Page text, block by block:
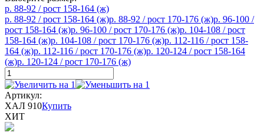
р. 88-92 / рост 158-164 (ж)
р. 88-92 / рост 158-164 (ж)р. 88-92 / рост 170-176 (ж)р. 96-100 /
рост 158-164 (ж)р. 96-100 / рост 170-176 (ж)р. 104-108 / рост
158-164 (ж)р. 104-108 / рост 170-176 (ж)р. 112-116 / рост 158-
164 (ж)р. 112-116 / рост 170-176 (ж)р. 120-124 / рост 158-164
(ж)р. 120-124 / рост 170-176 (ж)
Артикул:
ХАЛ 910Купить
ХИТ